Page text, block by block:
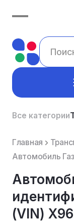
Все категории
Главная
(VIN)